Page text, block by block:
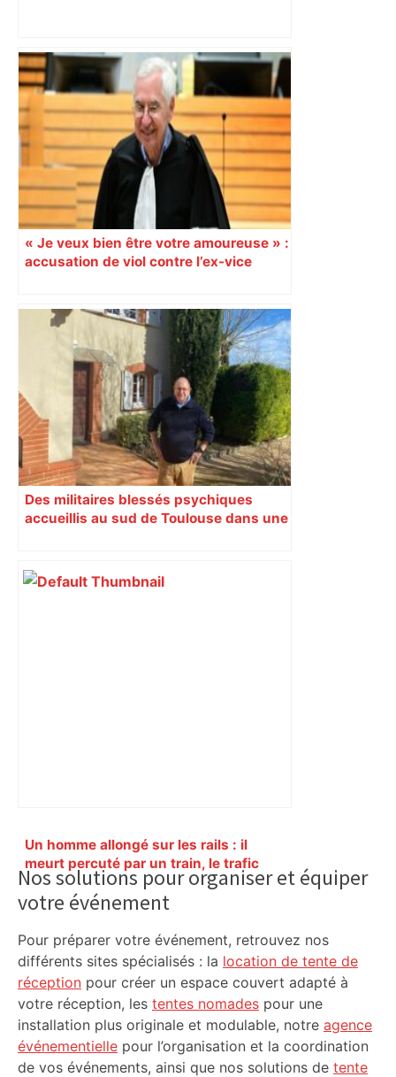
« Je veux bien être votre amoureuse » :
accusation de viol contre l’ex-vice
Des militaires blessés psychiques
accueillis au sud de Toulouse dans une
Un homme allongé sur les rails : il
meurt percuté par un train, le trafic
ferroviaire à l’arrêt dans le Lauragais,
au sud de Toulouse – ladepeche.fr
Primary
Sidebar
Nos solutions pour organiser et équiper
votre événement
Pour préparer votre événement, retrouvez nos
différents sites spécialisés : la location de tente de
réception pour créer un espace couvert adapté à
votre réception, les tentes nomades pour une
installation plus originale et modulable, notre agence
événementielle pour l’organisation et la coordination
de vos événements, ainsi que nos solutions de tente